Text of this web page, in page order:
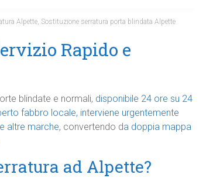
Alpette, Sostituzione serratura porta blindata Alpette
Rapido e
blindate e normali, disponibile 24 ore su 24
fabbro locale, interviene urgentemente
altre marche, convertendo da doppia mappa
ad Alpette?